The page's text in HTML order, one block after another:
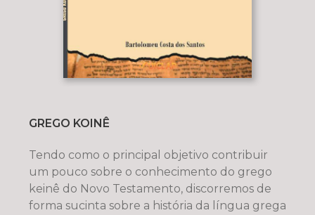
GREGO KOINÊ
Tendo como o principal objetivo contribuir
um pouco sobre o conhecimento do grego
keinê do Novo Testamento, discorremos de
forma sucinta sobre a história da língua grega